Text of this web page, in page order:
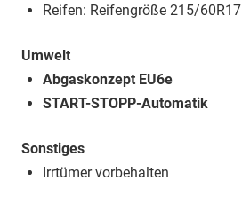
Reifen: Reifengröße 215/60R17
Umwelt
Abgaskonzept EU6e
START-STOPP-Automatik
Sonstiges
Irrtümer vorbehalten